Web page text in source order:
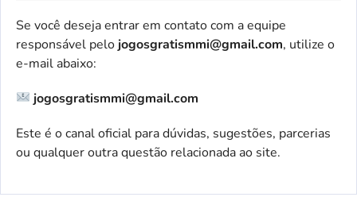
Se você deseja entrar em contato com a equipe
responsável pelo jogosgratismmi@gmail.com, utilize o
e-mail abaixo:
jogosgratismmi@gmail.com
Este é o canal oficial para dúvidas, sugestões, parcerias
ou qualquer outra questão relacionada ao site.